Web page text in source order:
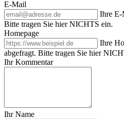
E-Mail
Ihre E-
Bitte tragen Sie hier NICHTS ein.
Homepage
Ihre
abgefragt. Bitte tragen Sie hier
Ihr Kommentar
Ihr Name